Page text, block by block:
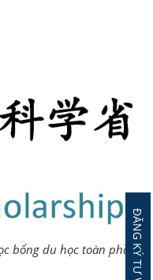
bổng du học toàn phần